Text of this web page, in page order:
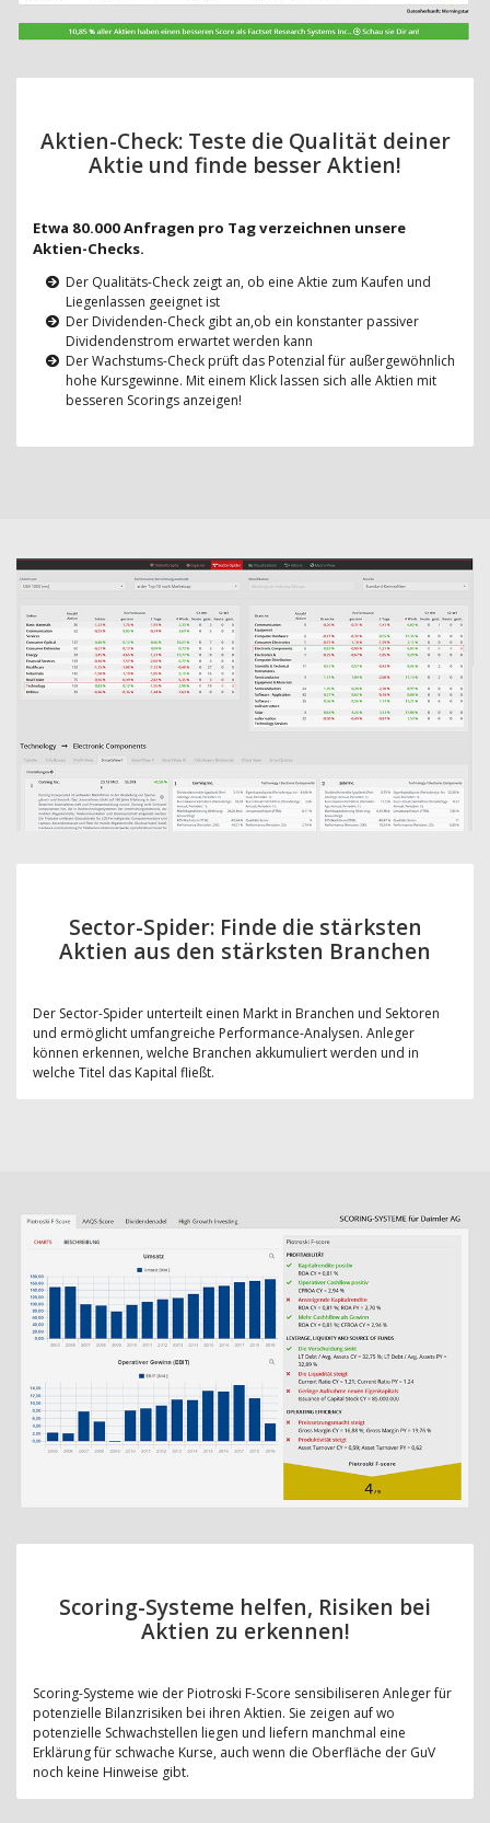
Aktien-Check: Teste die Qualität deiner
Aktie und finde besser Aktien!
Etwa 80.000 Anfragen pro Tag verzeichnen unsere
Aktien-Checks.
Der Qualitäts-Check zeigt an, ob eine Aktie zum Kaufen und
Liegenlassen geeignet ist
Der Dividenden-Check gibt an,ob ein konstanter passiver
Dividendenstrom erwartet werden kann
Der Wachstums-Check prüft das Potenzial für außergewöhnlich
hohe Kursgewinne. Mit einem Klick lassen sich alle Aktien mit
besseren Scorings anzeigen!
Sector-Spider: Finde die stärksten
Aktien aus den stärksten Branchen
Der Sector-Spider unterteilt einen Markt in Branchen und Sektoren
und ermöglicht umfangreiche Performance-Analysen. Anleger
können erkennen, welche Branchen akkumuliert werden und in
welche Titel das Kapital fließt.
Scoring-Systeme helfen, Risiken bei
Aktien zu erkennen!
Scoring-Systeme wie der Piotroski F-Score sensibiliseren Anleger für
potenzielle Bilanzrisiken bei ihren Aktien. Sie zeigen auf wo
potenzielle Schwachstellen liegen und liefern manchmal eine
Erklärung für schwache Kurse, auch wenn die Oberfläche der GuV
noch keine Hinweise gibt.